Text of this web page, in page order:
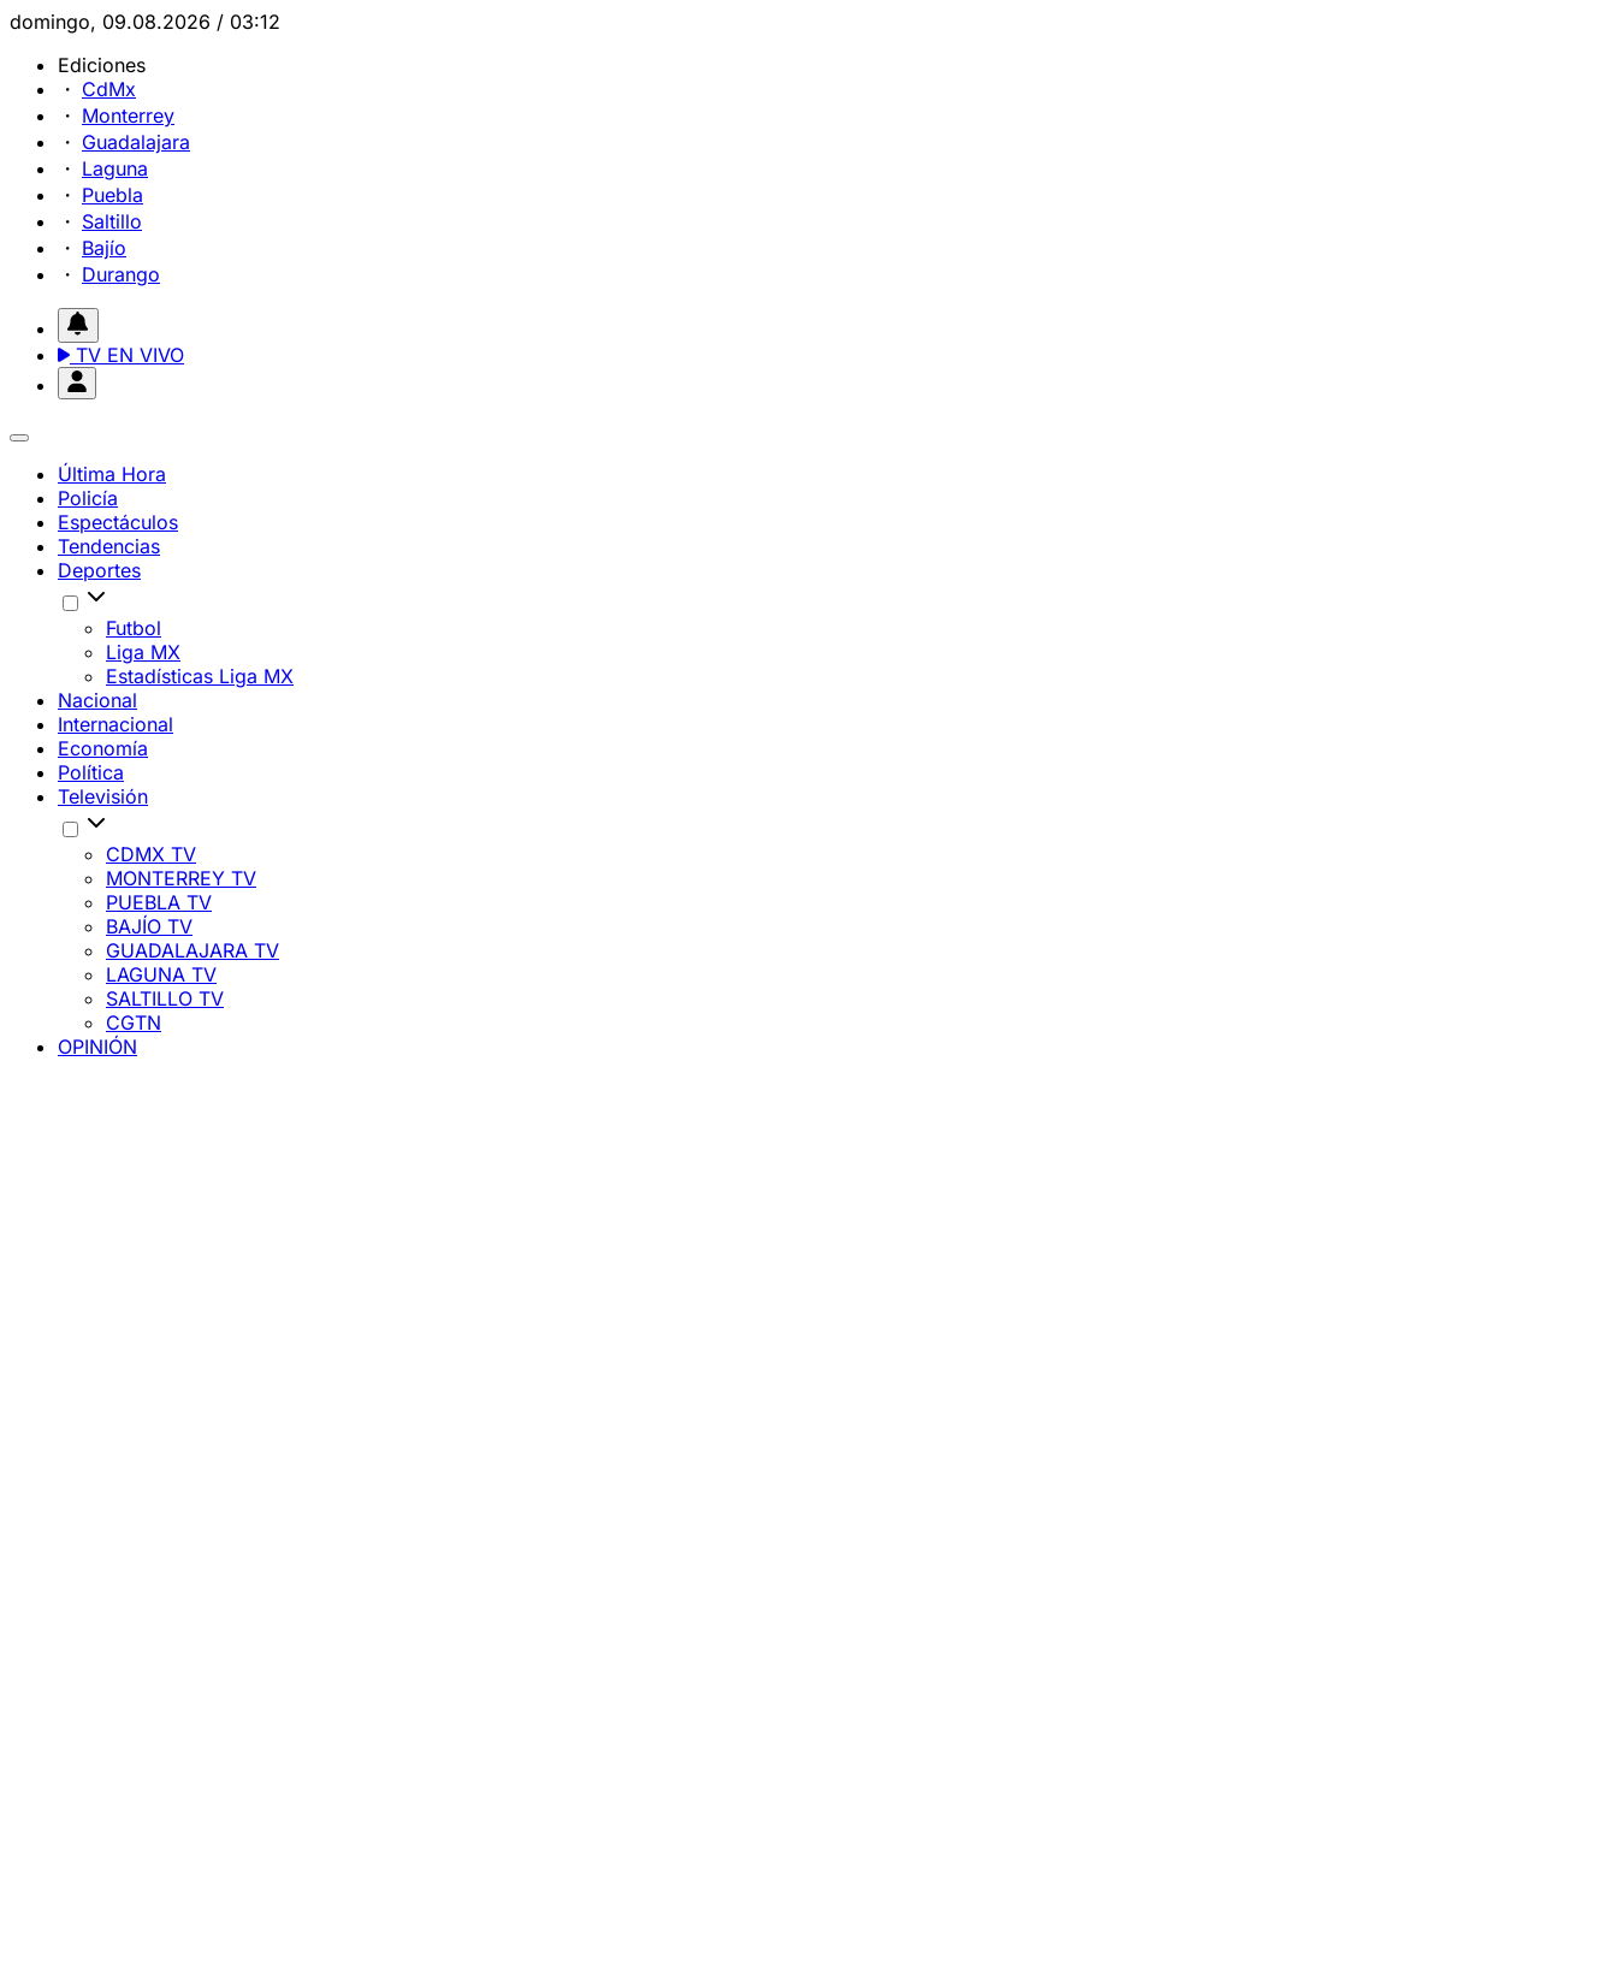
domingo, 09.08.2026 / 03:12
Ediciones
CdMx
Monterrey
Guadalajara
Laguna
Puebla
Saltillo
Bajío
Durango
TV EN VIVO
Última Hora
Policía
Espectáculos
Tendencias
Deportes
Futbol
Liga MX
Estadísticas Liga MX
Nacional
Internacional
Economía
Política
Televisión
CDMX TV
MONTERREY TV
PUEBLA TV
BAJÍO TV
GUADALAJARA TV
LAGUNA TV
SALTILLO TV
CGTN
OPINIÓN